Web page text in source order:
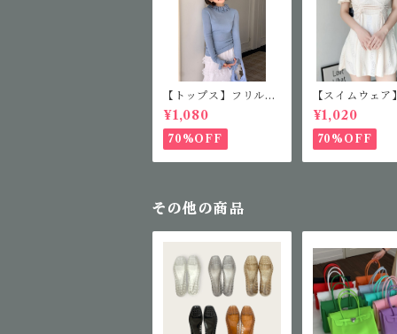
【トップス】フリルカ
ラーニット
¥1,080
70%OFF
【スイムウェア
アミニワンピー
¥1,020
70%OFF
その他の商品